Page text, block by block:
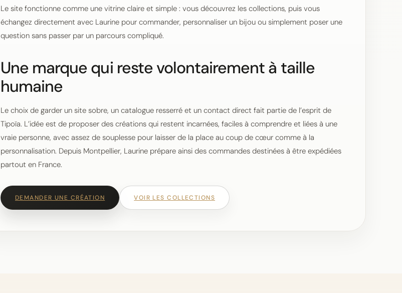
Le site fonctionne comme une vitrine claire et simple : vous découvrez les collections, puis vous
échangez directement avec Laurine pour commander, personnaliser un bijou ou simplement poser une
question sans passer par un parcours compliqué.
Une marque qui reste volontairement à taille
humaine
Le choix de garder un site sobre, un catalogue resserré et un contact direct fait partie de l’esprit de
Tipoïa. L’idée est de proposer des créations qui restent incarnées, faciles à comprendre et liées à une
vraie personne, avec assez de souplesse pour laisser de la place au coup de cœur comme à la
personnalisation. Depuis Montpellier, Laurine prépare ainsi des commandes destinées à être expédiées
partout en France.
DEMANDER UNE CRÉATION VOIR LES COLLECTIONS